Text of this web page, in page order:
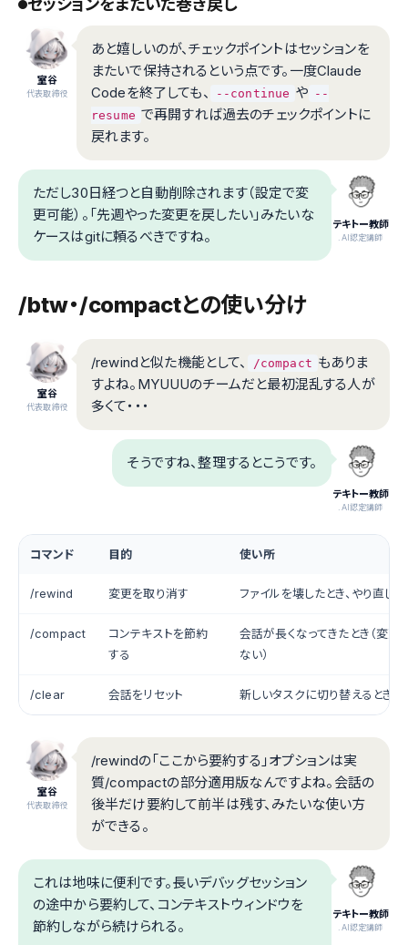
セッションをまたいだ巻き戻し
室谷
代表取締役
あと嬉しいのが、チェックポイントはセッションを
またいで保持されるという点です。一度Claude
Codeを終了しても、
--continue や --
resume で再開すれば過去のチェックポイントに
戻れます。
テキトー教師
.AI認定講師
ただし30日経つと自動削除されます（設定で変
更可能）。「先週やった変更を戻したい」みたいな
ケースはgitに頼るべきですね。
/btw・/compactとの使い分け
室谷
代表取締役
/rewindと似た機能として、 /compact もありま
すよね。MYUUUのチームだと最初混乱する人が
多くて・・・
テキトー教師
.AI認定講師
そうですね、整理するとこうです。
コマンド 目的 使い所
/rewind 変更を取り消す ファイルを壊したとき、やり直し
/compact
コンテキストを節約
する
会話が長くなってきたとき（変更
ない）
/clear 会話をリセット 新しいタスクに切り替えるとき
室谷
代表取締役
/rewindの「ここから要約する」オプションは実
質/compactの部分適用版なんですよね。会話の
後半だけ要約して前半は残す、みたいな使い方
ができる。
テキトー教師
.AI認定講師
これは地味に便利です。長いデバッグセッション
の途中から要約して、コンテキストウィンドウを
節約しながら続けられる。